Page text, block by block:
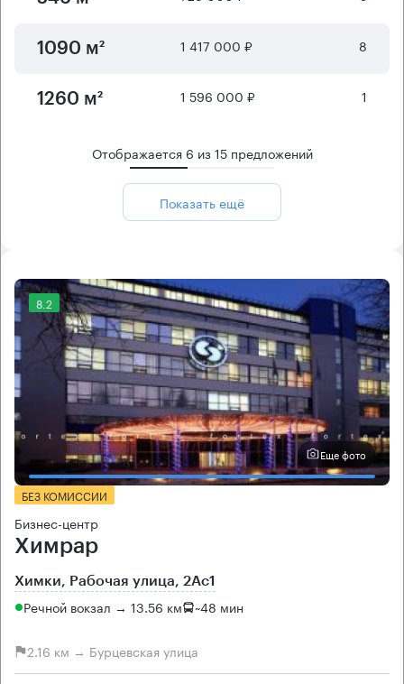
1090 м² 1 417 000 ₽ 8
1260 м² 1 596 000 ₽ 1
Отображается 6 из15предложений
Показать ещё
8.2
Еще фото
БЕЗ КОМИССИИ
Бизнес-центр
Химрар
Химки, Рабочая улица, 2Ас1
Речной вокзал → 13.56 км ~48 мин
2.16 км → Бурцевская улица